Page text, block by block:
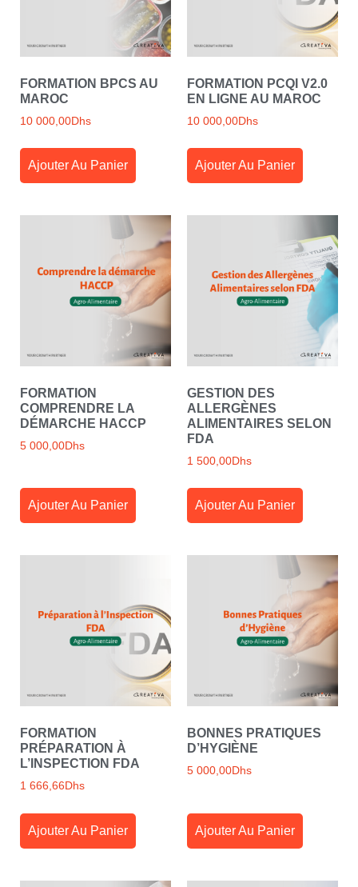
FORMATION BPCS AU
MAROC
10 000,00Dhs
Ajouter Au Panier
FORMATION PCQI V2.0
EN LIGNE AU MAROC
10 000,00Dhs
Ajouter Au Panier
FORMATION
COMPRENDRE LA
DÉMARCHE HACCP
5 000,00Dhs
Ajouter Au Panier
GESTION DES
ALLERGÈNES
ALIMENTAIRES SELON
FDA
1 500,00Dhs
Ajouter Au Panier
FORMATION
PRÉPARATION À
L’INSPECTION FDA
1 666,66Dhs
Ajouter Au Panier
BONNES PRATIQUES
D’HYGIÈNE
5 000,00Dhs
Ajouter Au Panier